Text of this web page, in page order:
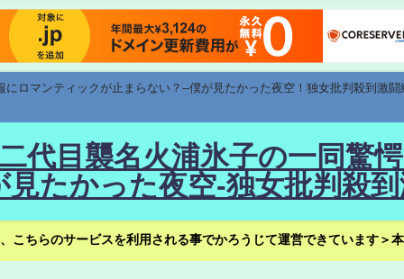
ロマンティックが止まらない？--僕が見たかった夜空！独女批判殺到激
代目襲名火浦氷子の一同驚
たかった夜空-独女批判殺
こちらのサービスを利用される事でかろうじて運営できています＞